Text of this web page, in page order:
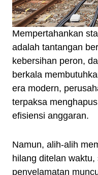
Mempertahankan
adalah tantangan
kebersihan peron,
berkala
era modern,
terpaksa
efisiensi anggaran.
Namun, alih-alih
hilang ditelan
penyelamatan